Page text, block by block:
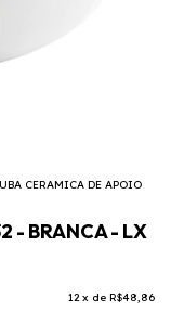
CERAMICA DE APOIO
- BRANCA - LX
12 x de R$48,86